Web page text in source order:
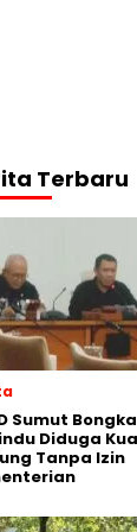
Terbaru
Sumut
Diduga
Tanpa Izin